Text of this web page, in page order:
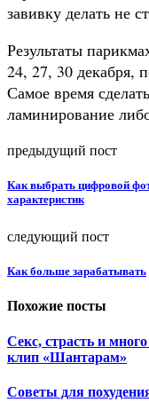
завивку делать не
Результаты
24, 27, 30 декабря,
Самое время
ламинирование
предыдущий пост
Как выбрать цифровой
характеристик
следующий пост
Как больше зарабатывать
Похожие посты
Секс, страсть и
клип «Шантарам»
Советы для